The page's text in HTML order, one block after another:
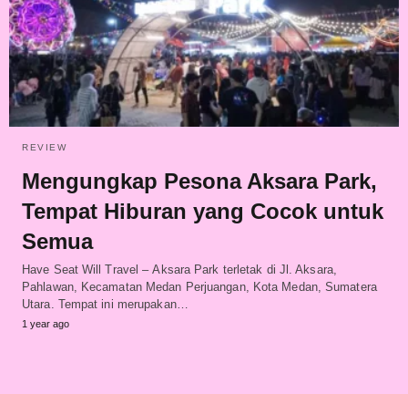
REVIEW
Mengungkap Pesona Aksara Park,
Tempat Hiburan yang Cocok untuk
Semua
Have Seat Will Travel – Aksara Park terletak di Jl. Aksara,
Pahlawan, Kecamatan Medan Perjuangan, Kota Medan, Sumatera
Utara. Tempat ini merupakan…
1 year ago